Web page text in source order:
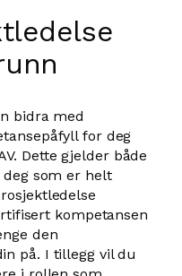
bidra med
for deg
Dette gjelder både
som er helt
kompetansen
den
på. I tillegg vil du